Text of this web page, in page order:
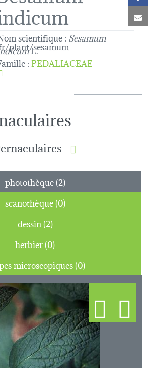
scientifique : Sesamum
L.
:PEDALIACEAE
photothèque (2)
scanothèque (0)
dessin (2)
herbier (0)
coupes microscopiques (0)